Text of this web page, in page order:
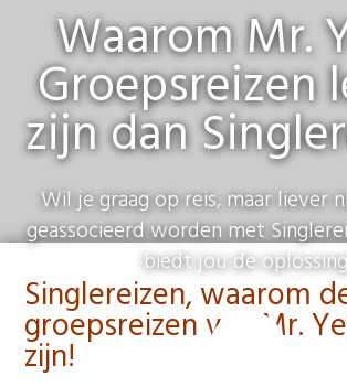
Waarom Mr.
Groepsreizen
zijn dan
Wil je graag op reis, maar liever
geassocieerd worden met
biedt jou de
Singlereizen, waarom
groepsreizen van Mr.
zijn!